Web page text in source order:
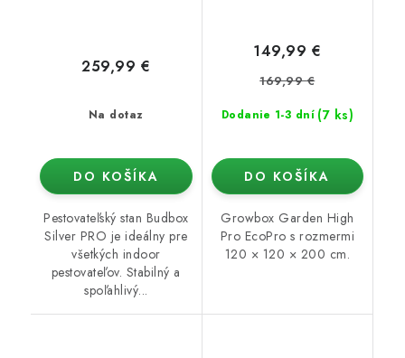
Na dotaz
259,99 €
DO KOŠÍKA
Pestovateľský stan Budbox
Silver PRO je ideálny pre
všetkých indoor
pestovateľov. Stabilný a
spoľahlivý...
Dodanie 1-3 dní (7 ks)
149,99 €
169,99 €
DO KOŠÍKA
Growbox Garden High
Pro EcoPro s rozmermi
120 × 120 × 200 cm.